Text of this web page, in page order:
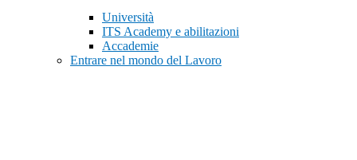
Università
ITS Academy e abilitazioni
Accademie
Entrare nel mondo del Lavoro